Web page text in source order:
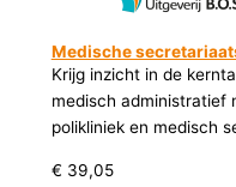
Medische
Krijg inzicht in de
medisch administratief
polikliniek en medisch
€ 39,05